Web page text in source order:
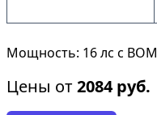
Мощность: 16 лс с ВОМ
Цены от2084 руб.